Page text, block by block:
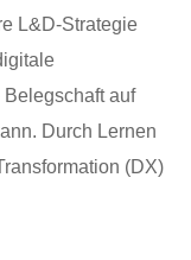
L&D-Strategie
auf
Durch Lernen
(DX)